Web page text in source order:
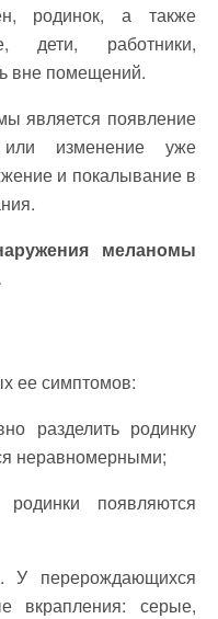
родинок, а также
дети, работники,
вне помещений.
является появление
изменение уже
и покалывание в
меланомы
ее симптомов:
разделить родинку
неравномерными;
появляются
У перерождающихся
вкрапления: серые,